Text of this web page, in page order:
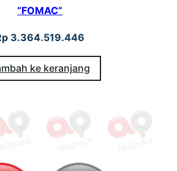
“FOMAC”
3.364.519.446
ke keranjang